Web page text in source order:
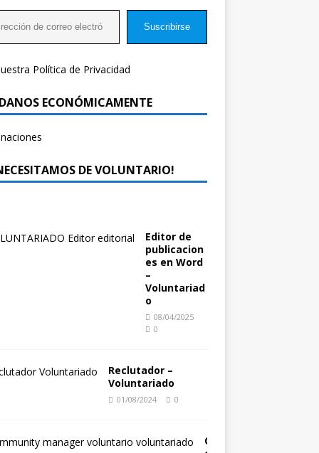
Suscribirse
Política de Privacidad
ECONÓMICAMENTE
DE VOLUNTARIO!
Editor de
publicacion
es en Word
–
Voluntariad
o
08/04/2025
0
Reclutador –
Voluntariado
01/08/2024 0
C